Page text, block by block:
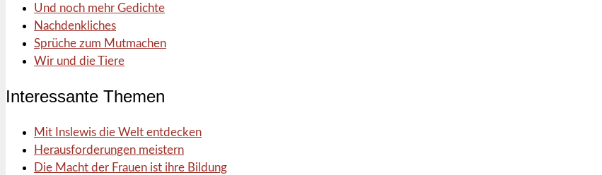
Und noch mehr Gedichte
Nachdenkliches
Sprüche zum Mutmachen
Wir und die Tiere
Interessante Themen
Mit Inslewis die Welt entdecken
Herausforderungen meistern
Die Macht der Frauen ist ihre Bildung